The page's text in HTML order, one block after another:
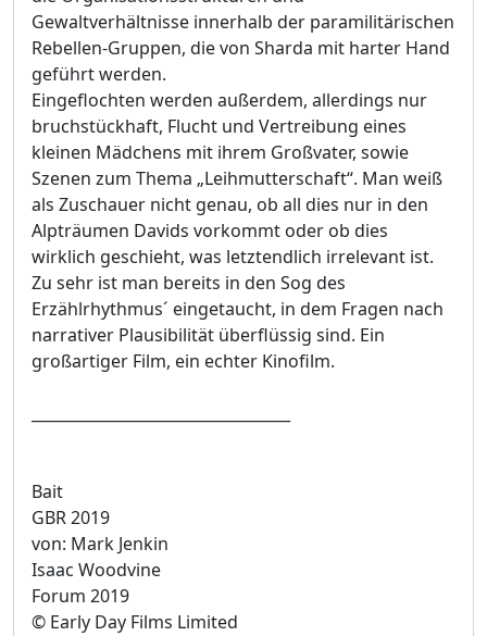
Gewaltverhältnisse innerhalb der paramilitärischen
Rebellen-Gruppen, die von Sharda mit harter Hand
geführt werden.
Eingeflochten werden außerdem, allerdings nur
bruchstückhaft, Flucht und Vertreibung eines
kleinen Mädchens mit ihrem Großvater, sowie
Szenen zum Thema „Leihmutterschaft“. Man weiß
als Zuschauer nicht genau, ob all dies nur in den
Alpträumen Davids vorkommt oder ob dies
wirklich geschieht, was letztendlich irrelevant ist.
Zu sehr ist man bereits in den Sog des
Erzählrhythmus´ eingetaucht, in dem Fragen nach
narrativer Plausibilität überflüssig sind. Ein
großartiger Film, ein echter Kinofilm.
Bait
GBR 2019
von: Mark Jenkin
Isaac Woodvine
Forum 2019
© Early Day Films Limited